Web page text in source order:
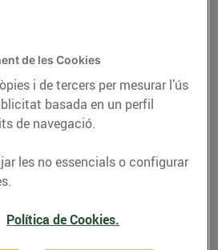
de les Cookies
i de tercers per mesurar l’ús
basada en un perfil
de navegació.
les no essencials o configurar
Política de Cookies.